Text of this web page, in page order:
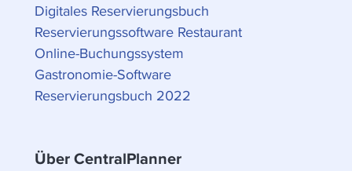
Digitales Reservierungsbuch
Reservierungssoftware Restaurant
Online-Buchungssystem
Gastronomie-Software
Reservierungsbuch 2022
Über CentralPlanner